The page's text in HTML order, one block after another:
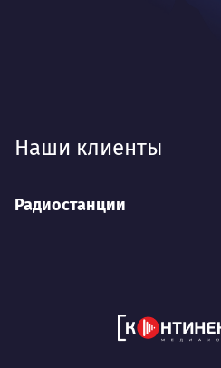
Наши клиенты
Радиостанции